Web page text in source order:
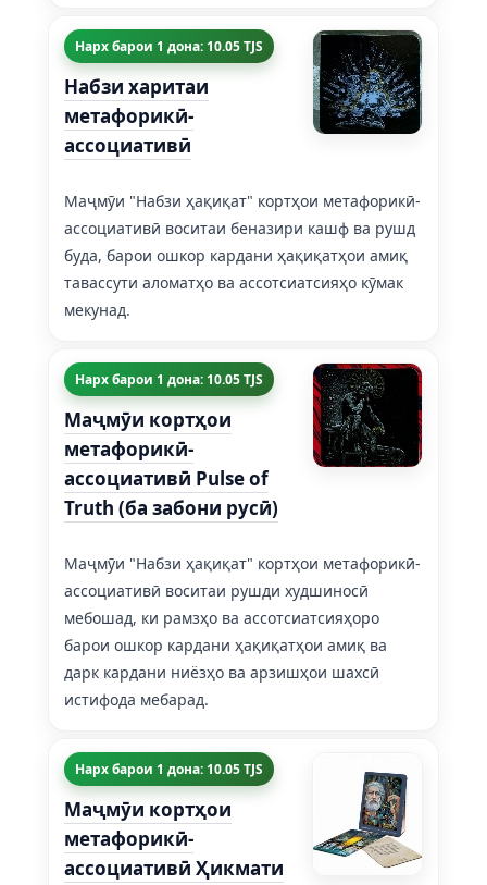
Нарх барои 1 дона: 10.05 TJS
Набзи харитаи
метафорикӣ-
ассоциативӣ
Маҷмӯи "Набзи ҳақиқат" кортҳои метафорикӣ-
ассоциативӣ воситаи беназири кашф ва рушд
буда, барои ошкор кардани ҳақиқатҳои амиқ
тавассути аломатҳо ва ассотсиатсияҳо кӯмак
мекунад.
Нарх барои 1 дона: 10.05 TJS
Маҷмӯи кортҳои
метафорикӣ-
ассоциативӣ Pulse of
Truth (ба забони русӣ)
Маҷмӯи "Набзи ҳақиқат" кортҳои метафорикӣ-
ассоциативӣ воситаи рушди худшиносӣ
мебошад, ки рамзҳо ва ассотсиатсияҳоро
барои ошкор кардани ҳақиқатҳои амиқ ва
дарк кардани ниёзҳо ва арзишҳои шахсӣ
истифода мебарад.
Нарх барои 1 дона: 10.05 TJS
Маҷмӯи кортҳои
метафорикӣ-
ассоциативӣ Ҳикмати